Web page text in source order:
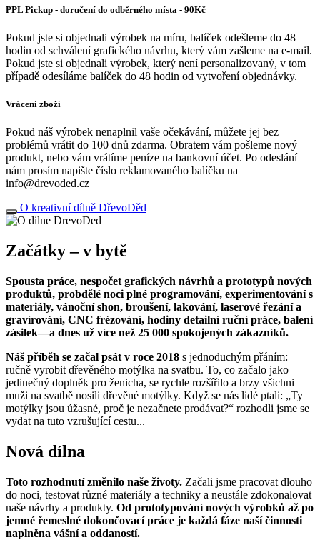
PPL Pickup - doručení do odběrného místa - 90Kč
Pokud jste si objednali výrobek na míru, balíček odešleme do 48
hodin od schválení grafického návrhu, který vám zašleme na e-mail.
Pokud jste si objednali výrobek, který není personalizovaný, v tom
případě odesíláme balíček do 48 hodin od vytvoření objednávky.
Vrácení zboží
Pokud náš výrobek nenaplnil vaše očekávání, můžete jej bez
problémů vrátit do 100 dnů zdarma. Obratem vám pošleme nový
produkt, nebo vám vrátíme peníze na bankovní účet. Po odeslání
nám prosím napište číslo reklamovaného balíčku na
info@drevoded.cz
O kreativní dílně DřevoDěd
Začátky – v bytě
Spousta práce, nespočet grafických návrhů a prototypů nových
produktů, probdělé noci plné programování, experimentování s
materiály, vánoční shon, broušení, lakování, laserové řezání a
gravírování, CNC frézování, hodiny detailní ruční práce, balení
zásilek—a dnes už více než 25 000 spokojených zákazníků.
Náš příběh se začal psát v roce 2018 s jednoduchým přáním:
ručně vyrobit dřevěného motýlka na svatbu. To, co začalo jako
jedinečný doplněk pro ženicha, se rychle rozšířilo a brzy všichni
muži na svatbě nosili dřevěné motýlky. Když se nás lidé ptali: „Ty
motýlky jsou úžasné, proč je nezačnete prodávat?“ rozhodli jsme se
vydat na tuto vzrušující cestu...
Nová dílna
Toto rozhodnutí změnilo naše životy. Začali jsme pracovat dlouho
do noci, testovat různé materiály a techniky a neustále zdokonalovat
naše návrhy a produkty. Od prototypování nových výrobků až po
jemné řemeslné dokončovací práce je každá fáze naší činnosti
naplněna vášní a oddaností.